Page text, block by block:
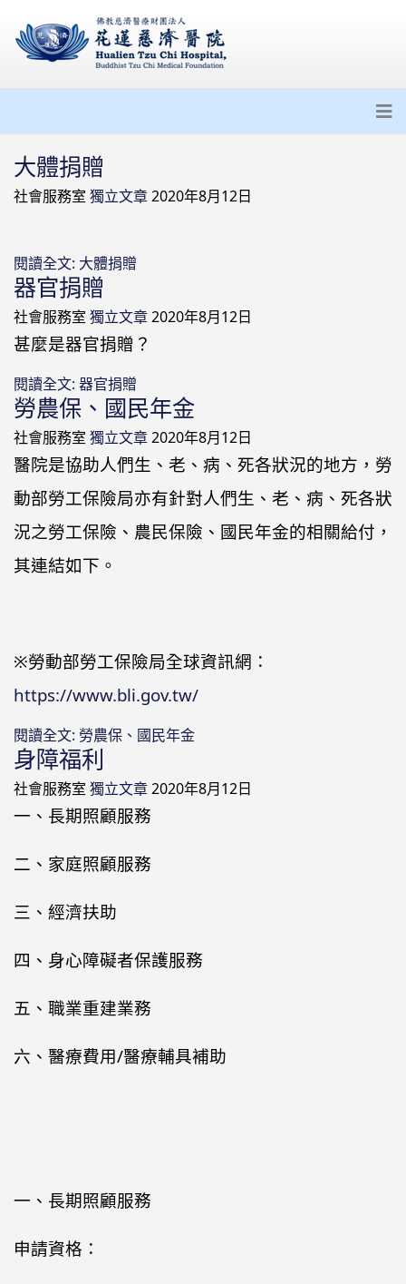
大體捐贈
社會服務室 獨立文章2020年8月12日
閱讀全文: 大體捐贈
器官捐贈
社會服務室 獨立文章2020年8月12日
甚麼是器官捐贈？
閱讀全文: 器官捐贈
勞農保、國民年金
社會服務室 獨立文章2020年8月12日
醫院是協助人們生、老、病、死各狀況的地方，勞
動部勞工保險局亦有針對人們生、老、病、死各狀
況之勞工保險、農民保險、國民年金的相關給付，
其連結如下。
※勞動部勞工保險局全球資訊網：
https://www.bli.gov.tw/
閱讀全文: 勞農保、國民年金
身障福利
社會服務室 獨立文章2020年8月12日
一、長期照顧服務
二、家庭照顧服務
三、經濟扶助
四、身心障礙者保護服務
五、職業重建業務
六、醫療費用/醫療輔具補助
一、長期照顧服務
申請資格：